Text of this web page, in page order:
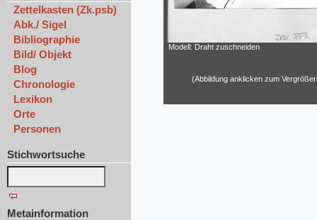
Zettelkasten (Zk.psb)
Abk./ Sigel
Bibliographie
Bild/ Objekt
Blog
Chronologie
Lexikon
Orte
Personen
Stichwortsuche
Metainformation
Modell: Draht zuschneiden
(Abbildung anklicken zum